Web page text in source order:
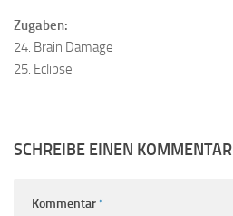
Zugaben:
24. Brain Damage
25. Eclipse
SCHREIBE EINEN KOMMENTAR
Kommentar*